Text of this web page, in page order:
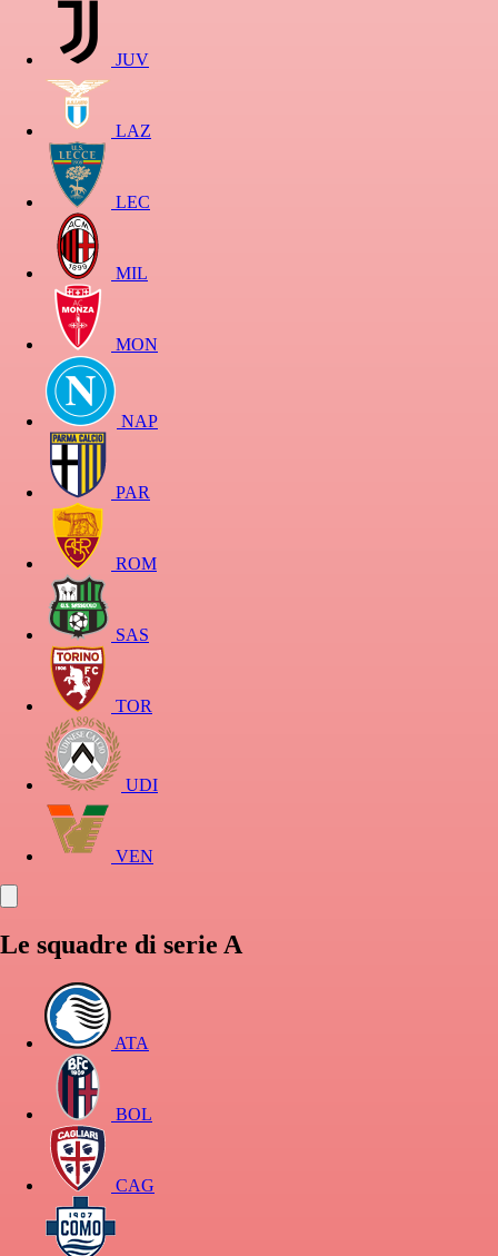
JUV
LAZ
LEC
MIL
MON
NAP
PAR
ROM
SAS
TOR
UDI
VEN
Le squadre di serie A
ATA
BOL
CAG